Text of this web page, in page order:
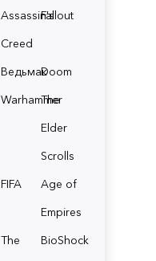
Assassin's
Creed
Fallout
ВедьмакDoom
Warhammer
The
Elder
Scrolls
FIFA
Age of
Empires
The
BioShock